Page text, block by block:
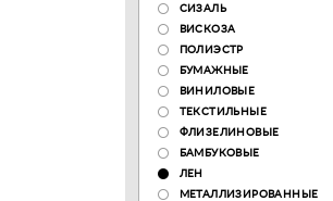
СИЗАЛЬ
ВИСКОЗА
ПОЛИЭСТР
БУМАЖНЫЕ
ВИНИЛОВЫЕ
ТЕКСТИЛЬНЫЕ
ФЛИЗЕЛИНОВЫЕ
БАМБУКОВЫЕ
ЛЕН
МЕТАЛЛИЗИРОВАННЫЕ